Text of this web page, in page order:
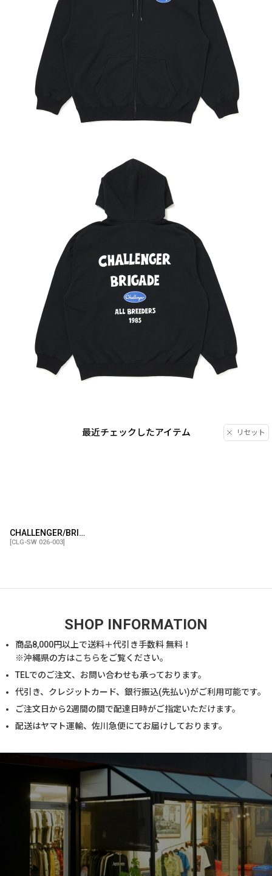
最近チェックしたアイテム リセット
CHALLENGER/BRIGADE ZIP HOODIE（BLACK）［ブリゲイドジップフーディー-26春夏］
[CLG-SW 026-003]
SHOP INFORMATION
商品8,000円以上で送料＋代引き手数料 無料！
※沖縄県の方はこちらをご覧ください。
TELでのご注文、お問い合わせも承っております。
代引き、クレジットカード、銀行振込(先払い)がご利用可能です。
ご注文日から2週間の間で配達日時がご指定いただけます。
配送はヤマト運輸、佐川急便にてお届けしております。